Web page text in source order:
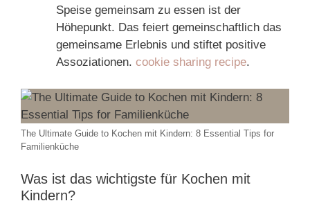
Speise gemeinsam zu essen ist der
Höhepunkt. Das feiert gemeinschaftlich das
gemeinsame Erlebnis und stiftet positive
Assoziationen. cookie sharing recipe.
The Ultimate Guide to Kochen mit Kindern: 8 Essential Tips for
Familienküche
Was ist das wichtigste für Kochen mit
Kindern?